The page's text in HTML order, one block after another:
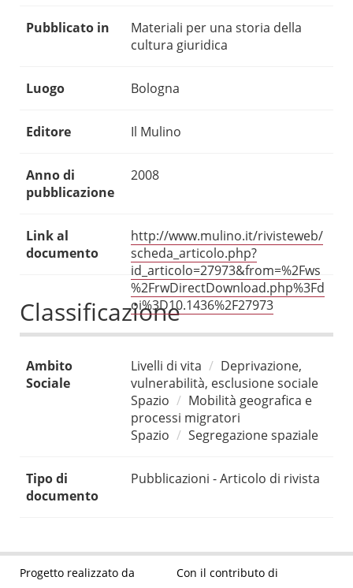
Pubblicato in
Materiali per una storia della
cultura giuridica
Luogo Bologna
Editore Il Mulino
Anno di
pubblicazione
2008
Link al
documento
http://www.mulino.it/rivisteweb/
scheda_articolo.php?
id_articolo=27973&from=%2Fws
%2FrwDirectDownload.php%3Fd
oi%3D10.1436%2F27973
Classificazione
Ambito
Sociale
Livelli di vita
Deprivazione,
vulnerabilità, esclusione sociale
Spazio
Mobilità geografica e
processi migratori
Spazio
Segregazione spaziale
Tipo di
documento
Pubblicazioni - Articolo di rivista
Progetto realizzato da Con il contributo di